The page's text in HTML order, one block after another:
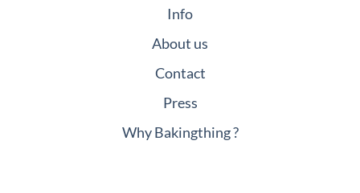
Info
About us
Contact
Press
Why Bakingthing ?